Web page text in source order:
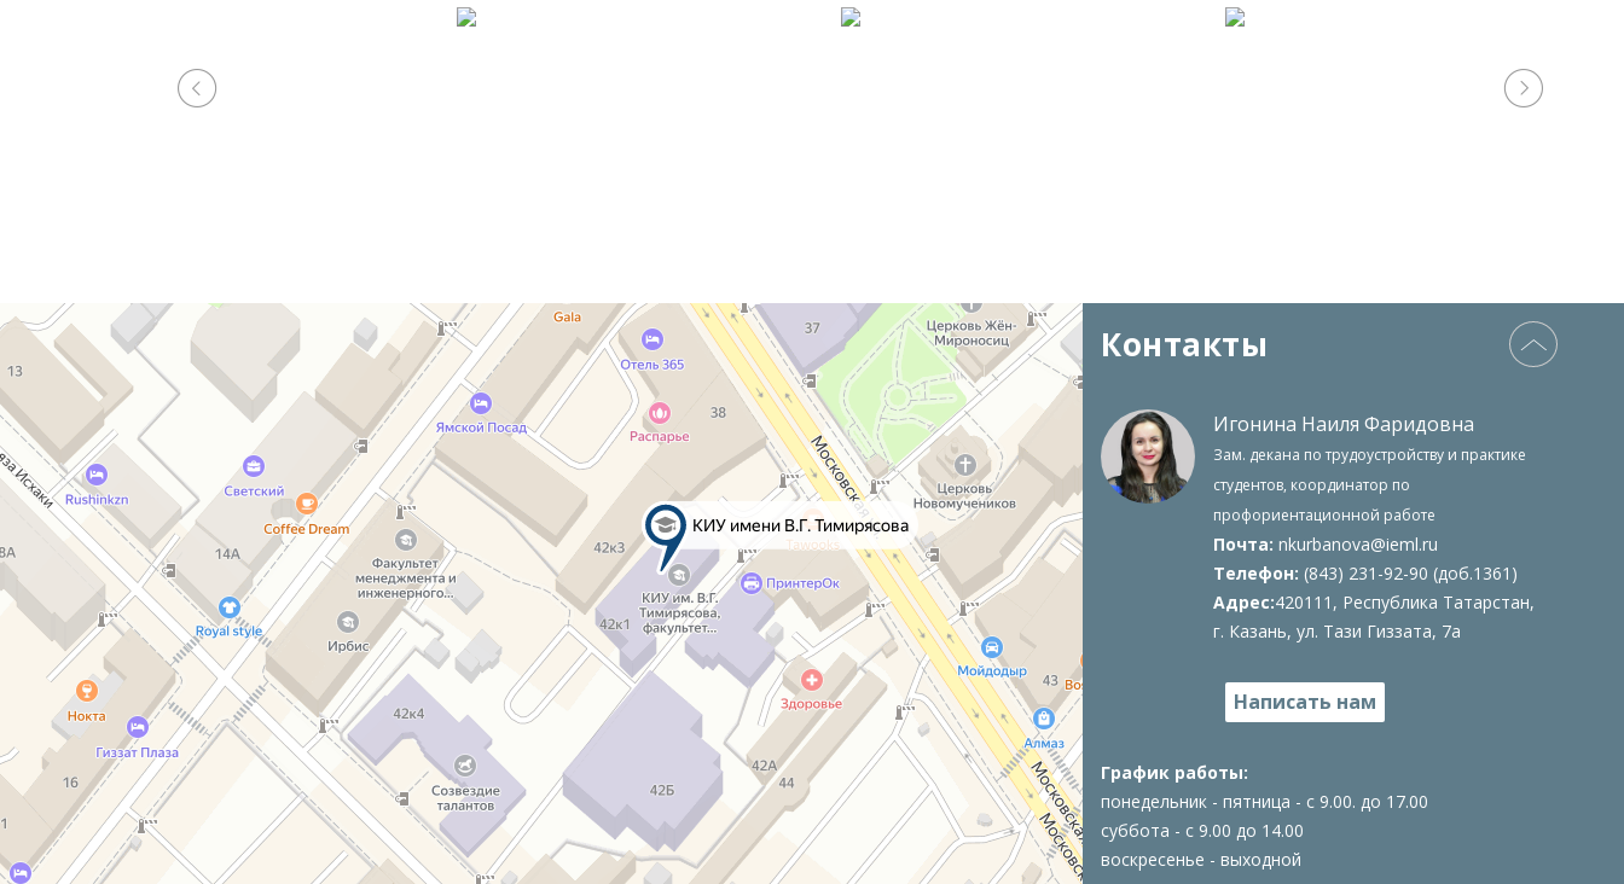
Контакты
Игонина Наиля Фаридовна
Зам. декана по трудоустройству и практике
студентов, координатор по
профориентационной работе
Почта: nkurbanova@ieml.ru
Телефон: (843) 231-92-90 (доб.1361)
Адрес:420111, Республика Татарстан,
г. Казань, ул. Тази Гиззата, 7а
Написать нам
График работы:
понедельник - пятница - с 9.00. до 17.00
суббота - с 9.00 до 14.00
воскресенье - выходной